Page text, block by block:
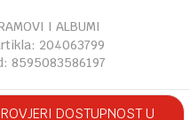
I ALBUMI
204063799
8595083586197
DOSTUPNOST U